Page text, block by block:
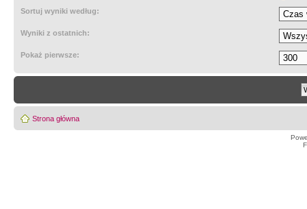
Sortuj wyniki według:
Wyniki z ostatnich:
Pokaż pierwsze:
Strona główna